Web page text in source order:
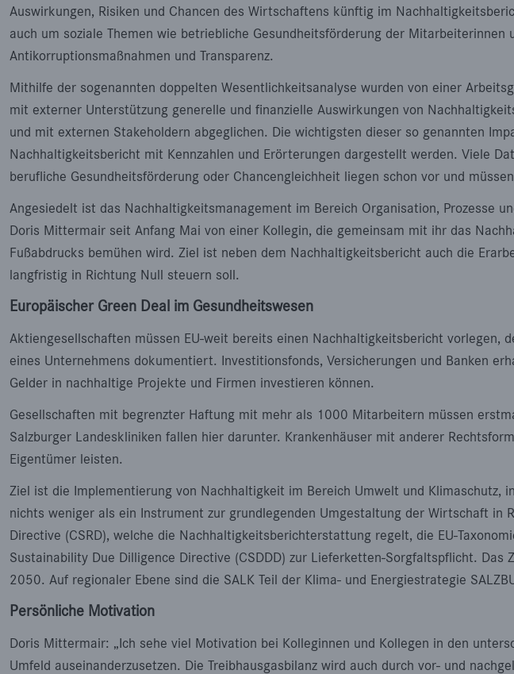
Auswirkungen, Risiken und Chancen des Wirtschaftens künftig im
auch um soziale Themen wie betriebliche Gesundheitsförderung der
Antikorruptionsmaßnahmen und Transparenz.
Mithilfe der sogenannten doppelten Wesentlichkeitsanalyse wurden von einer
mit externer Unterstützung generelle und finanzielle Auswirkungen von
und mit externen Stakeholdern abgeglichen. Die wichtigsten dieser so genannten
Nachhaltigkeitsbericht mit Kennzahlen und Erörterungen dargestellt werden. Viele
berufliche Gesundheitsförderung oder Chancengleichheit liegen schon vor und
Angesiedelt ist das Nachhaltigkeitsmanagement im Bereich Organisation,
Doris Mittermair seit Anfang Mai von einer Kollegin, die gemeinsam mit ihr das
Fußabdrucks bemühen wird. Ziel ist neben dem Nachhaltigkeitsbericht auch die
langfristig in Richtung Null steuern soll.
Europäischer Green Deal im Gesundheitswesen
Aktiengesellschaften müssen EU-weit bereits einen Nachhaltigkeitsbericht
eines Unternehmens dokumentiert. Investitionsfonds, Versicherungen und Banken
Gelder in nachhaltige Projekte und Firmen investieren können.
Gesellschaften mit begrenzter Haftung mit mehr als 1000 Mitarbeitern müssen
Salzburger Landeskliniken fallen hier darunter. Krankenhäuser mit anderer
Eigentümer leisten.
Ziel ist die Implementierung von Nachhaltigkeit im Bereich Umwelt und
nichts weniger als ein Instrument zur grundlegenden Umgestaltung der Wirtschaft
Directive (CSRD), welche die Nachhaltigkeitsberichterstattung regelt, die EU-
Sustainability Due Dilligence Directive (CSDDD) zur Lieferketten-Sorgfaltspflicht.
2050. Auf regionaler Ebene sind die SALK Teil der Klima- und Energiestrategie
Persönliche Motivation
Doris Mittermair: „Ich sehe viel Motivation bei Kolleginnen und Kollegen in den
Umfeld auseinanderzusetzen. Die Treibhausgasbilanz wird auch durch vor- und